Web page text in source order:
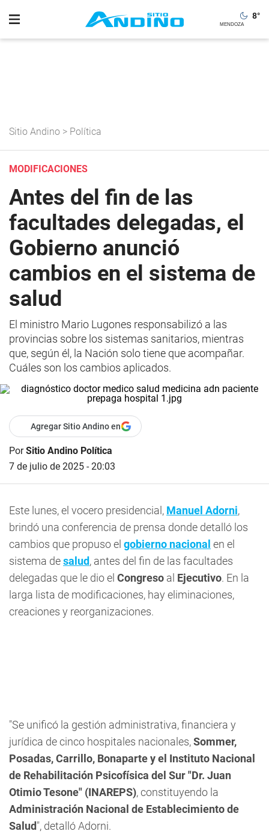
8°
Sitio Andino > Política
MODIFICACIONES
Antes del fin de las
facultades delegadas, el
Gobierno anunció
cambios en el sistema de
salud
El ministro Mario Lugones responsabilizó a las
provincias sobre los sistemas sanitarios, mientras
que, según él, la Nación solo tiene que acompañar.
Cuáles son los cambios aplicados.
Agregar Sitio Andino en
PorSitio Andino Política
7 de julio de 2025 - 20:03
Este lunes, el vocero presidencial, Manuel Adorni,
brindó una conferencia de prensa donde detalló los
cambios que propuso el gobierno nacional en el
sistema desalud, antes del fin de las facultades
delegadas que le dio el Congreso al Ejecutivo. En la
larga lista de modificaciones, hay eliminaciones,
creaciones y reorganizaciones.
"Se unificó la gestión administrativa, financiera y
jurídica de cinco hospitales nacionales,Sommer,
Posadas, Carrillo, Bonaparte y el Instituto Nacional
de Rehabilitación Psicofísica del Sur "Dr. Juan
Otimio Tesone" (INAREPS), constituyendo la
Administración Nacional de Establecimiento de
Salud", detalló Adorni.